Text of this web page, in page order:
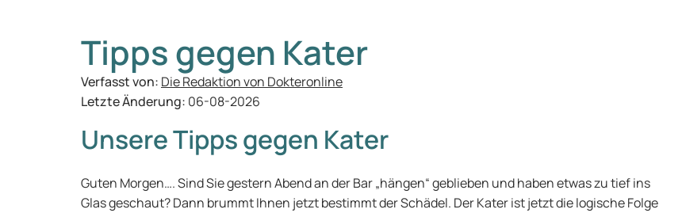
Tipps gegen Kater
Verfasst von: Die Redaktion von Dokteronline
Letzte Änderung: 06-08-2026
Unsere Tipps gegen Kater
Guten Morgen…. Sind Sie gestern Abend an der Bar „hängen“ geblieben und haben etwas zu tief ins
Glas geschaut? Dann brummt Ihnen jetzt bestimmt der Schädel. Der Kater ist jetzt die logische Folge